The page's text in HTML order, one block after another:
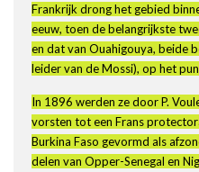
Frankrijk drong het gebied
eeuw, toen de belangrijkste
en dat van Ouahigouya, beide
leider van de Mossi), op het
In 1896 werden ze door P.
vorsten tot een Frans
Burkina Faso gevormd als
delen van Opper-Senegal en